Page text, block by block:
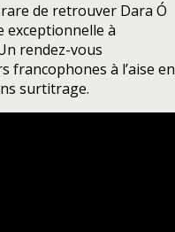
de retrouver Dara Ó
exceptionnelle à
rendez-vous
francophones à l’aise en
surtitrage.